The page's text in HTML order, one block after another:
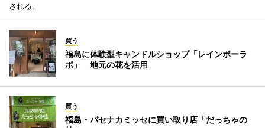
される。
買う
福島に体験型キャンドルショップ「レインボーラ
ボ」 地元の花を活用
買う
福島・パセナカミッセに買い取り店「だっちゃの